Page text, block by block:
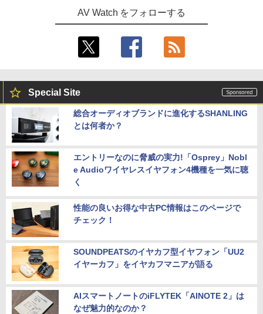
AV Watch をフォローする
Special Site
総合オーディオブランドに進化するSHANLING
とは何者か？
エントリーなのに脅威の実力!「Osprey」Nobl
e Audioワイヤレスイヤフォン4機種を一気に聴
く
性能の良いお得な中古PC情報はこのページで
チェック！
SOUNDPEATSのイヤカフ型イヤフォン「UU2
イヤーカフ」をイヤカフマニアが語る
AIスマートノートのiFLYTEK「AINOTE 2」は
なぜ魅力的なのか？